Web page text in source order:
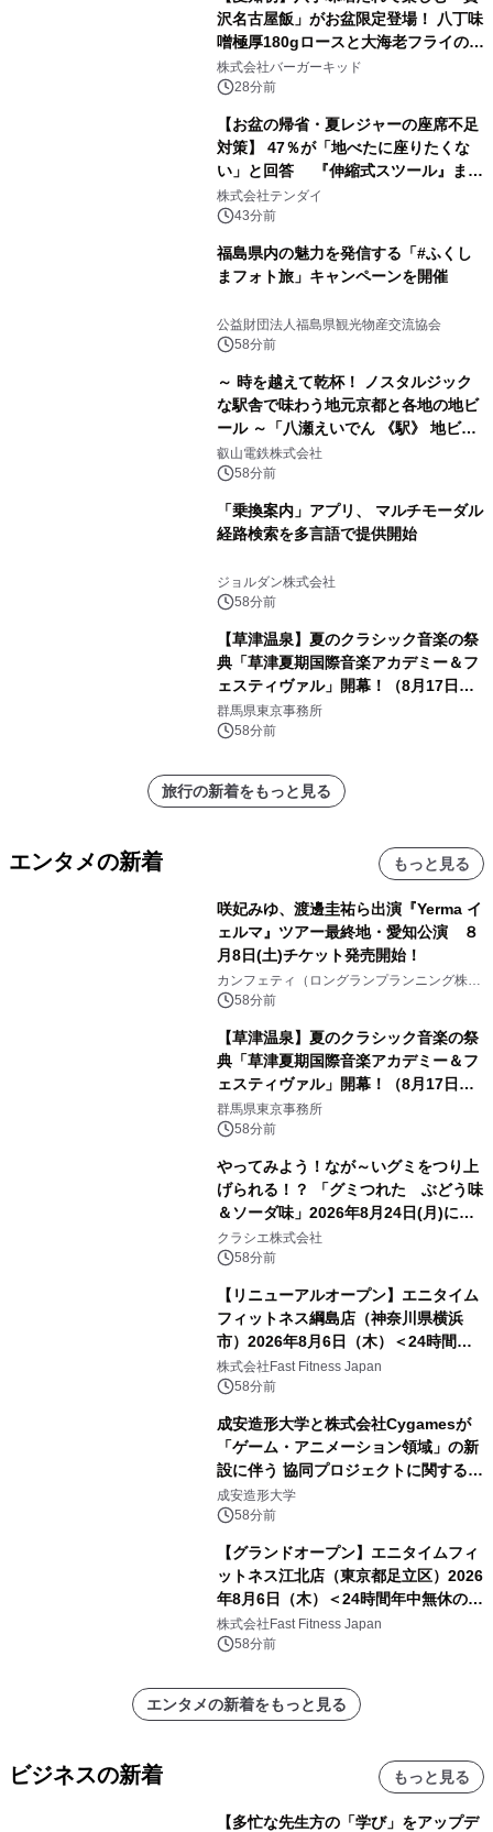
沢名古屋飯」がお盆限定登場！ 八丁味
噌極厚180gロースと大海老フライの圧
倒的ボリューム
株式会社バーガーキッド
28分前
【お盆の帰省・夏レジャーの座席不足
対策】 47％が「地べたに座りたくな
い」と回答 『伸縮式スツール』まと
め買いキャンペーンを8/6開始
株式会社テンダイ
43分前
福島県内の魅力を発信する「#ふくし
まフォト旅」キャンペーンを開催
公益財団法人福島県観光物産交流協会
58分前
～ 時を越えて乾杯！ ノスタルジック
な駅舎で味わう地元京都と各地の地ビ
ール ～「八瀬えいでん 《駅》 地ビー
ル祭り」を開催します
叡山電鉄株式会社
58分前
「乗換案内」アプリ、 マルチモーダル
経路検索を多言語で提供開始
ジョルダン株式会社
58分前
【草津温泉】夏のクラシック音楽の祭
典「草津夏期国際音楽アカデミー＆フ
ェスティヴァル」開幕！（8月17日か
ら）
群馬県東京事務所
58分前
旅行の新着をもっと見る
エンタメの新着 もっと見る
咲妃みゆ、渡邊圭祐ら出演『Yerma イ
ェルマ』ツアー最終地・愛知公演 ８
月8日(土)チケット発売開始！
カンフェティ（ロングランプランニング株式
会社）
58分前
【草津温泉】夏のクラシック音楽の祭
典「草津夏期国際音楽アカデミー＆フ
ェスティヴァル」開幕！（8月17日か
ら）
群馬県東京事務所
58分前
やってみよう！なが～いグミをつり上
げられる！？ 「グミつれた ぶどう味
＆ソーダ味」2026年8月24日(月)に登
場！
クラシエ株式会社
58分前
【リニューアルオープン】エニタイム
フィットネス綱島店（神奈川県横浜
市）2026年8月6日（木）＜24時間年
中無休のフィットネスジム＞
株式会社Fast Fitness Japan
58分前
成安造形大学と株式会社Cygamesが
「ゲーム・アニメーション領域」の新
設に伴う 協同プロジェクトに関する契
約を締結
成安造形大学
58分前
【グランドオープン】エニタイムフィ
ットネス江北店（東京都足立区）2026
年8月6日（木）＜24時間年中無休のフ
ィットネスジム＞
株式会社Fast Fitness Japan
58分前
エンタメの新着をもっと見る
ビジネスの新着 もっと見る
【多忙な先生方の「学び」をアップデ